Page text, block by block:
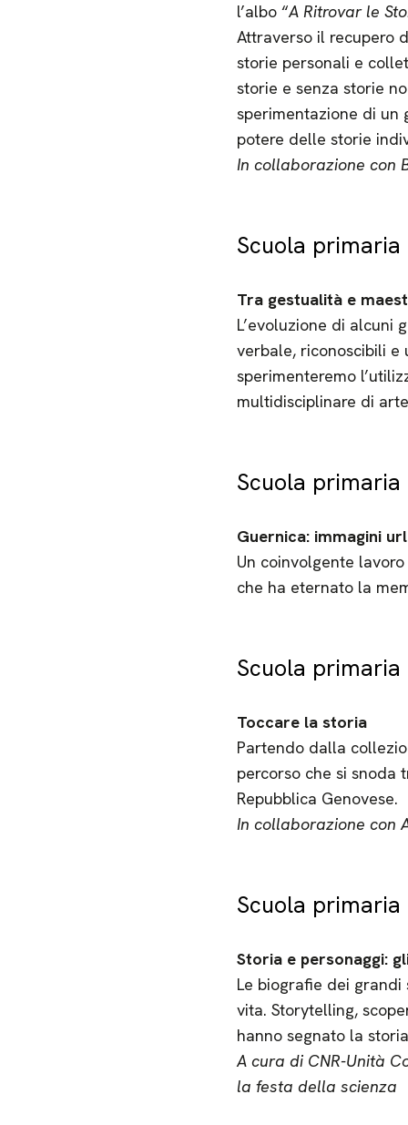
l’albo “A Ritrovar le
Attraverso il recupero
storie personali e
storie e senza storie
sperimentazione di un
potere delle storie
In collaborazione con
Scuola primaria
Tra gestualità e
L’evoluzione di alcuni
verbale, riconoscibili e
sperimenteremo
multidisciplinare di
Scuola primaria
Guernica: immagini
Un coinvolgente
che ha eternato la
Scuola primaria
Toccare la storia
Partendo dalla
percorso che si snoda
Repubblica Genovese.
In collaborazione con
Scuola primaria
Storia e personaggi:
Le biografie dei
vita. Storytelling,
hanno segnato la
A cura di CNR-Unità
la festa della scienza